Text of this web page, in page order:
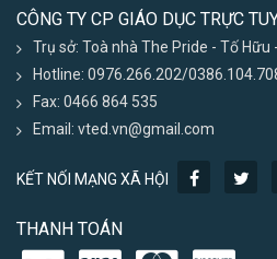
CÔNG TY CP GIÁO DỤC TRỰC
Trụ sở: Toà nhà The Pride - Tố Hữu
Hotline: 0976.266.202/
Fax: 0466 864 535
Email: vted.vn@gmail.com
KẾT NỐI MẠNG XÃ HỘI
THANH TOÁN